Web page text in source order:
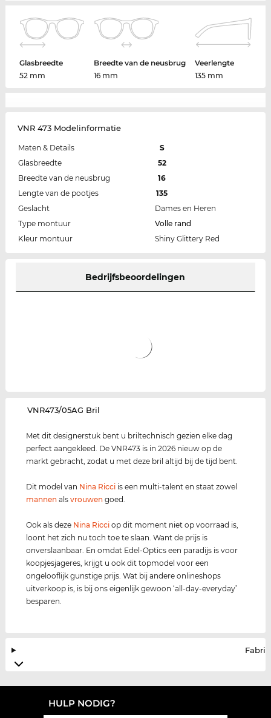
Glasbreedte
52 mm
Breedte van de neusbrug
16 mm
Veerlengte
135 mm
VNR 473 Modelinformatie
Maten & Details
S
Glasbreedte
52
Breedte van de neusbrug
16
Lengte van de pootjes
135
Geslacht
Dames en Heren
Type montuur
Volle rand
Kleur montuur
Shiny Glittery Red
Bedrijfsbeoordelingen
‌VNR473/05AG Bril
Met dit designerstuk bent u briltechnisch gezien elke dag
perfect aangekleed. De VNR473 is in 2026 nieuw op de
markt gebracht, zodat u met deze bril altijd bij de tijd bent.
Dit model van Nina Ricci is een multi-talent en staat zowel
mannen alsvrouwen goed.
Ook als deze Nina Ricci op dit moment niet op voorraad is,
loont het zich nu toch toe te slaan. Want de prijs is
onverslaanbaar. En omdat Edel-Optics een paradijs is voor
koopjesjageres, krijgt u ook dit topmodel voor een
ongelooflijk gunstige prijs. Wat bij andere onlineshops
uitverkoop is, is bij ons eigenlijk gewoon ‘all-day-everyday’
besparen.
HULP NODIG?